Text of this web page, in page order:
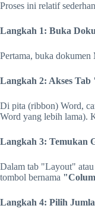
Proses ini relatif
Langkah 1: Buka
Pertama, buka
Langkah 2: Akses
Di pita (ribbon) Word,
Word yang lebih lama).
Langkah 3: Temukan
Dalam tab "Layout"
tombol bernama
Langkah 4: Pilih